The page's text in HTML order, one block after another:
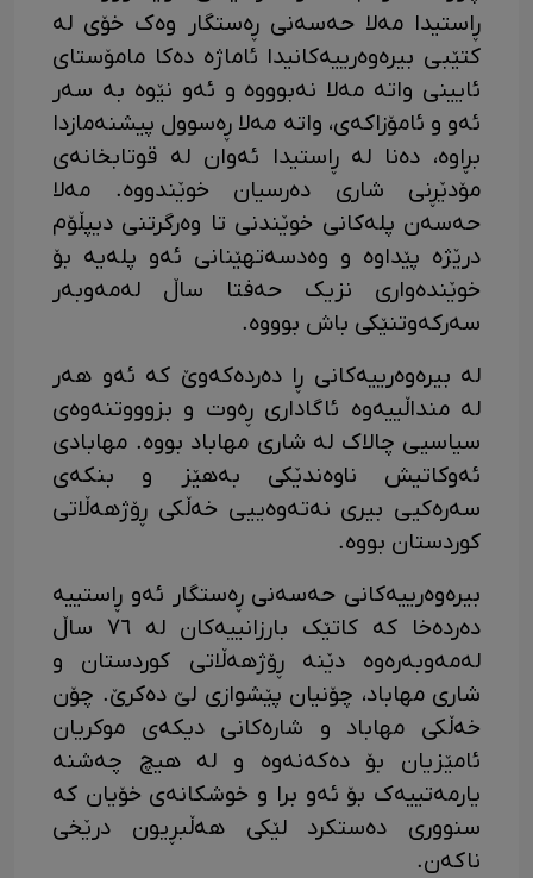
ڕاستیدا مەلا حەسەنی ڕەستگار وەک خۆی لە
کتێبی بیرەوەرییەکانیدا ئاماژە دەکا مامۆستای
ئایینی واتە مەلا نەبوووە و ئەو نێوە بە سەر
ئەو و ئامۆزاکەی، واتە مەلا ڕەسوول پیشنەمازدا
بڕاوە، دەنا لە ڕاستیدا ئەوان لە قوتابخانەی
مۆدێڕنی شاری دەرسیان خوێندووە. مەلا
حەسەن پلەکانی خوێندنی تا وەرگرتنی دیپڵۆم
درێژە پێداوە و وەدسەتهێنانی ئەو پلەیە بۆ
خوێندەواری نزیک حەفتا ساڵ لەمەوبەر
سەرکەوتنێکی باش بوووە.
لە بیرەوەرییەکانی ڕا دەردەکەوێ کە ئەو هەر
لە منداڵییەوە ئاگاداری ڕەوت و بزوووتنەوەی
سیاسیی چالاک لە شاری مهاباد بووە. مهابادی
ئەوکاتیش ناوەندێکی بەهێز و بنکەی
سەرەکیی بیری نەتەوەییی خەڵکی ڕۆژهەڵاتی
کوردستان بووە.
بیرەوەرییەکانی حەسەنی ڕەستگار ئەو ڕاستییە
دەردەخا کە کاتێک بارزانییەکان لە ٧٦ ساڵ
لەمەوبەرەوە دێنە ڕۆژهەڵاتی کوردستان و
شاری مهاباد، چۆنیان پێشوازی لێ دەکرێ. چۆن
خەڵکی مهاباد و شارەکانی دیکەی موکریان
ئامێزیان بۆ دەکەنەوە و لە هیچ چەشنە
یارمەتییەک بۆ ئەو برا و خوشکانەی خۆیان کە
سنووری دەستکرد لێکی هەڵبڕیون درێخی
ناکەن.